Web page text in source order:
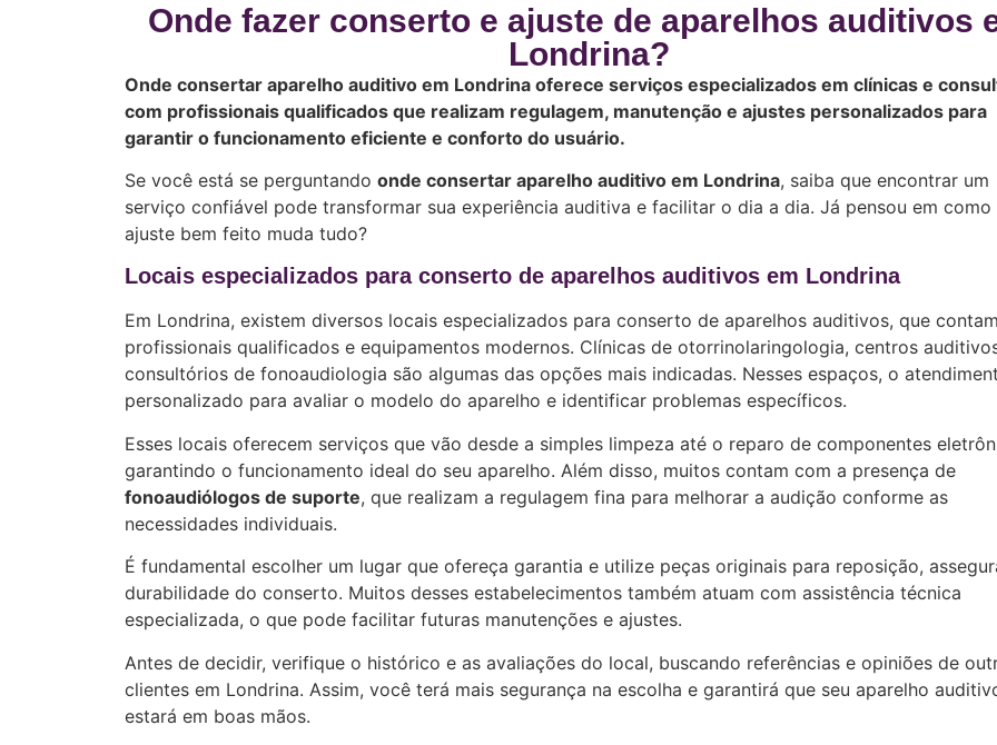
Onde fazer conserto e ajuste de aparelhos auditivos
Londrina?
Onde consertar aparelho auditivo em Londrina oferece serviços especializados em clínicas e
com profissionais qualificados que realizam regulagem, manutenção e ajustes personalizados para
garantir o funcionamento eficiente e conforto do usuário.
Se você está se perguntando onde consertar aparelho auditivo em Londrina, saiba que encontrar um
serviço confiável pode transformar sua experiência auditiva e facilitar o dia a dia. Já pensou em como
ajuste bem feito muda tudo?
Locais especializados para conserto de aparelhos auditivos em Londrina
Em Londrina, existem diversos locais especializados para conserto de aparelhos auditivos, que
profissionais qualificados e equipamentos modernos. Clínicas de otorrinolaringologia, centros
consultórios de fonoaudiologia são algumas das opções mais indicadas. Nesses espaços, o
personalizado para avaliar o modelo do aparelho e identificar problemas específicos.
Esses locais oferecem serviços que vão desde a simples limpeza até o reparo de componentes
garantindo o funcionamento ideal do seu aparelho. Além disso, muitos contam com a presença de
fonoaudiólogos de suporte, que realizam a regulagem fina para melhorar a audição conforme as
necessidades individuais.
É fundamental escolher um lugar que ofereça garantia e utilize peças originais para reposição,
durabilidade do conserto. Muitos desses estabelecimentos também atuam com assistência técnica
especializada, o que pode facilitar futuras manutenções e ajustes.
Antes de decidir, verifique o histórico e as avaliações do local, buscando referências e opiniões de
clientes em Londrina. Assim, você terá mais segurança na escolha e garantirá que seu aparelho
estará em boas mãos.